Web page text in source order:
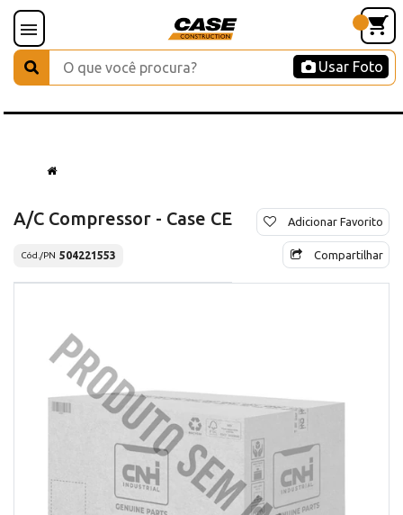
Usar Foto
A/C Compressor - Case CE
Cód./PN 504221553
Adicionar Favorito
Compartilhar